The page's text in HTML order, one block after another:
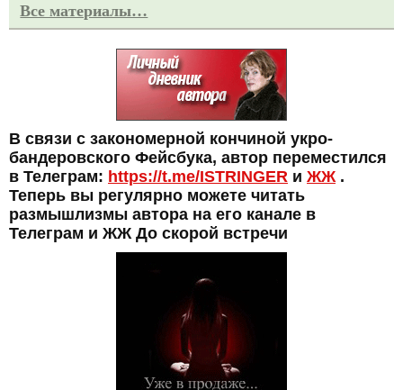
Все материалы…
В связи с закономерной кончиной укро-
бандеровского Фейсбука, автор переместился
в Телеграм: https://t.me/ISTRINGER и ЖЖ .
Теперь вы регулярно можете читать
размышлизмы автора на его канале в
Телеграм и ЖЖ До скорой встречи